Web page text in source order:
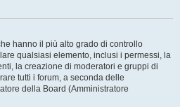
hanno il più alto grado di controllo
qualsiasi elemento, inclusi i permessi, la
la creazione di moderatori e gruppi di
tutti i forum, a seconda delle
della Board (Amministratore